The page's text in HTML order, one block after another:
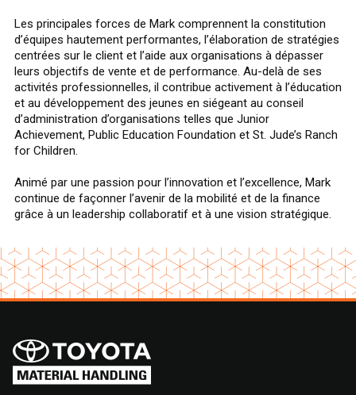
Les principales forces de Mark comprennent la constitution
d’équipes hautement performantes, l’élaboration de stratégies
centrées sur le client et l’aide aux organisations à dépasser
leurs objectifs de vente et de performance. Au-delà de ses
activités professionnelles, il contribue activement à l’éducation
et au développement des jeunes en siégeant au conseil
d’administration d’organisations telles que Junior
Achievement, Public Education Foundation et St. Jude’s Ranch
for Children.
Animé par une passion pour l’innovation et l’excellence, Mark
continue de façonner l’avenir de la mobilité et de la finance
grâce à un leadership collaboratif et à une vision stratégique.